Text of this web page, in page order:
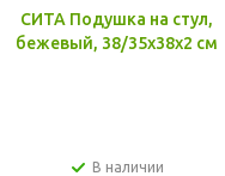
СИТА Подушка на стул,
бежевый, 38/35x38x2 см
В наличии